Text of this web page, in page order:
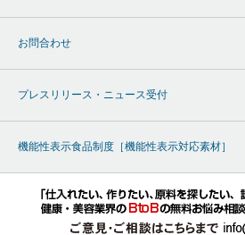
お問合わせ
プレスリリース・ニュース受付
機能性表示食品制度［機能性表示対応素材］